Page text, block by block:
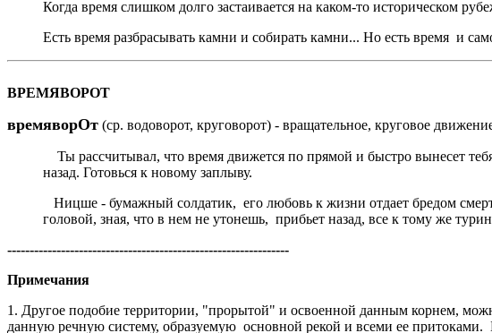
Когда время слишком долго застаивается на каком-то историческом
Есть время разбрасывать камни и собирать камни... Но есть время и
ВРЕМЯВОРОТ
времяворОт (ср. водоворот, круговорот) - вращательное, круговое
Ты рассчитывал, что время движется по прямой и быстро вынесет
назад. Готовься к новому заплыву.
Ницше - бумажный солдатик, его любовь к жизни отдает бредом
головой, зная, что в нем не утонешь, прибьет назад, все к тому же
---------------------------------------------------------------
Примечания
1. Другое подобие территории, "прорытой" и освоенной данным корнем,
данную речную систему, образуемую основной рекой и всеми ее притоками.